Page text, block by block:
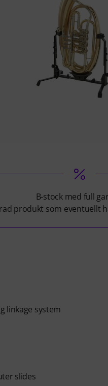
B-stock med full
produkt som eventuellt
linkage system
slides